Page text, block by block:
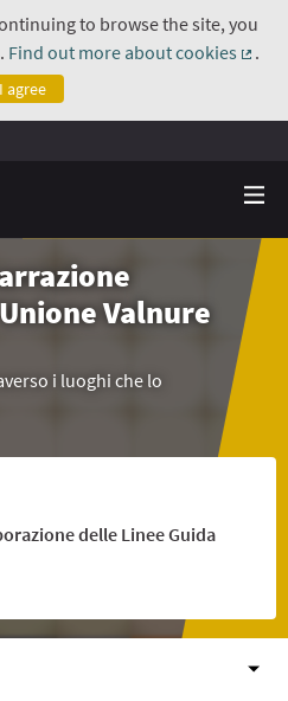
to browse the site, you
Find out more about cookies
.
I agree
Valnure
i luoghi che lo
delle Linee Guida